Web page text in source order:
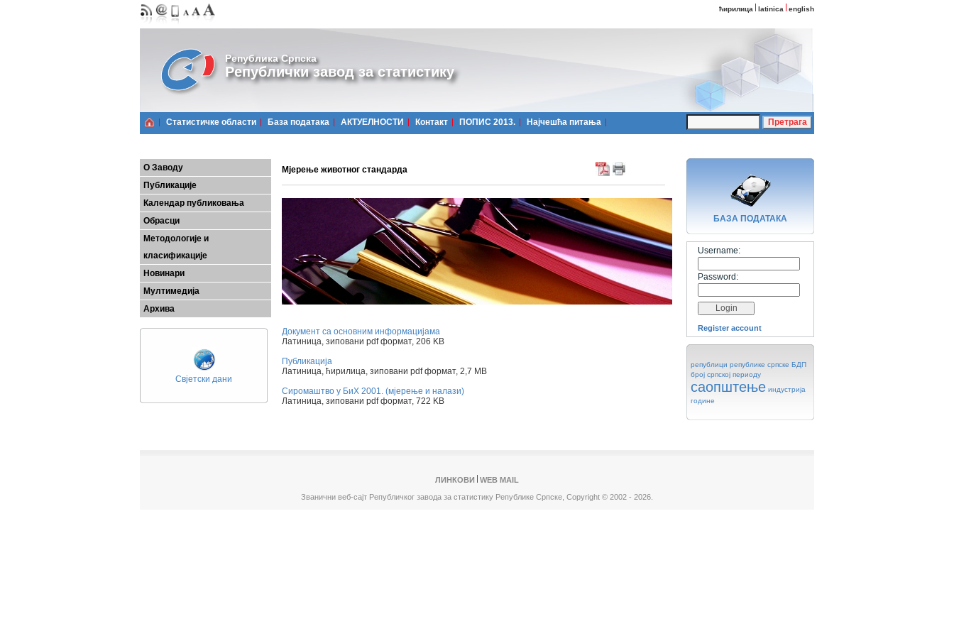
ћирилица latinica english
Република Српска
Републички завод за статистику
Статистичке области Базa података АКТУЕЛНОСТИ Контакт ПОПИС 2013. Најчешћa питања
О Заводу
Публикације
Календар публиковања
Обрасци
Методологије и
класификације
Новинари
Мултимедија
Архива
Свјетски дани
Мјерење животног стандарда
Документ са основним информацијама
Латиница, зиповани pdf формат, 206 KB
Публикација
Латиница, ћирилица, зиповани pdf формат, 2,7 МB
Сиромаштво у БиХ 2001. (мјерење и налази)
Латиница, зиповани pdf формат, 722 KB
БАЗA ПОДАТАКА
Username:
Password:
Register account
републици републике српске БДП
број српској периоду
саопштење индустрија
године
ЛИНКОВИ
WEB MAIL
Званични веб-сајт Републичког завода за статистику Републике Српске, Copyright © 2002 - 2026.